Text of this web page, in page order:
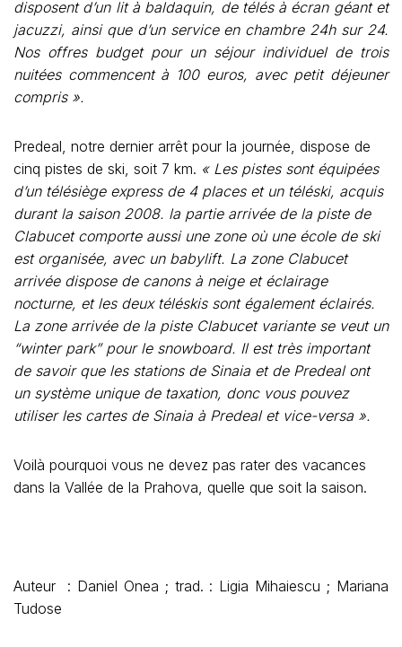
disposent d’un lit à baldaquin, de télés à écran géant et
jacuzzi, ainsi que d’un service en chambre 24h sur 24.
Nos offres budget pour un séjour individuel de trois
nuitées commencent à 100 euros, avec petit déjeuner
compris ».
Predeal, notre dernier arrêt pour la journée, dispose de
cinq pistes de ski, soit 7 km. « Les pistes sont équipées
d’un télésiège express de 4 places et un téléski, acquis
durant la saison 2008. la partie arrivée de la piste de
Clabucet comporte aussi une zone où une école de ski
est organisée, avec un babylift. La zone Clabucet
arrivée dispose de canons à neige et éclairage
nocturne, et les deux téléskis sont également éclairés.
La zone arrivée de la piste Clabucet variante se veut un
“winter park” pour le snowboard. Il est très important
de savoir que les stations de Sinaia et de Predeal ont
un système unique de taxation, donc vous pouvez
utiliser les cartes de Sinaia à Predeal et vice-versa ».
Voilà pourquoi vous ne devez pas rater des vacances
dans la Vallée de la Prahova, quelle que soit la saison.
Auteur : Daniel Onea ; trad. : Ligia Mihaiescu ; Mariana
Tudose